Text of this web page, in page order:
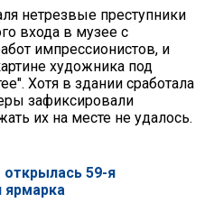
нетрезвые преступники
входа в музее с
импрессионистов, и
художника под
Хотя в здании сработала
зафиксировали
их на месте не удалось.
59-я